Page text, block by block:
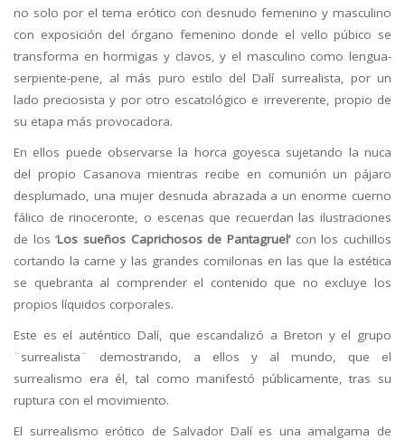
no solo por el tema erótico con desnudo femenino y masculino
con exposición del órgano femenino donde el vello púbico se
transforma en hormigas y clavos, y el masculino como lengua-
serpiente-pene, al más puro estilo del Dalí surrealista, por un
lado preciosista y por otro escatológico e irreverente, propio de
su etapa más provocadora.
En ellos puede observarse la horca goyesca sujetando la nuca
del propio Casanova mientras recibe en comunión un pájaro
desplumado, una mujer desnuda abrazada a un enorme cuerno
fálico de rinoceronte, o escenas que recuerdan las ilustraciones
de los ‘Los sueños Caprichosos de Pantagruel’con los cuchillos
cortando la carne y las grandes comilonas en las que la estética
se quebranta al comprender el contenido que no excluye los
propios líquidos corporales.
Este es el auténtico Dalí, que escandalizó a Breton y el grupo
¨surrealista¨ demostrando, a ellos y al mundo, que el
surrealismo era él, tal como manifestó públicamente, tras su
ruptura con el movimiento.
El surrealismo erótico de Salvador Dalí es una amalgama de